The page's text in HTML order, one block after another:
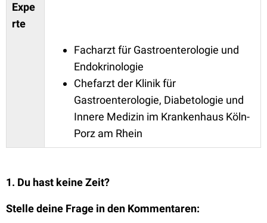
Expe
rte
Facharzt für Gastroenterologie und
Endokrinologie
Chefarzt der Klinik für
Gastroenterologie, Diabetologie und
Innere Medizin im Krankenhaus Köln-
Porz am Rhein
1. Du hast keine Zeit?
Stelle deine Frage in den Kommentaren: